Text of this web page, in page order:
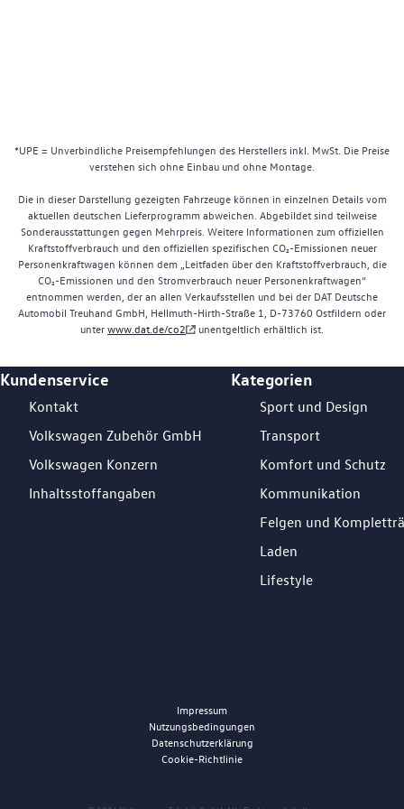
*UPE = Unverbindliche Preisempfehlungen des Herstellers inkl. MwSt. Die Preise
verstehen sich ohne Einbau und ohne Montage.
Die in dieser Darstellung gezeigten Fahrzeuge können in einzelnen Details vom
aktuellen deutschen Lieferprogramm abweichen. Abgebildet sind teilweise
Sonderausstattungen gegen Mehrpreis. Weitere Informationen zum offiziellen
Kraftstoffverbrauch und den offiziellen spezifischen CO₂-Emissionen neuer
Personenkraftwagen können dem „Leitfaden über den Kraftstoffverbrauch, die
CO₂-Emissionen und den Stromverbrauch neuer Personenkraftwagen“
entnommen werden, der an allen Verkaufsstellen und bei der DAT Deutsche
Automobil Treuhand GmbH, Hellmuth-Hirth-Straße 1, D-73760 Ostfildern oder
unterwww.dat.de/co2 unentgeltlich erhältlich ist.
Footer Teaser
Kundenservice
Kontakt
Volkswagen Zubehör GmbH
Volkswagen Konzern
Inhaltsstoffangaben
Kategorien
Sport und Design
Transport
Komfort und Schutz
Kommunikation
Felgen und
Laden
Lifestyle
Impressum
Nutzungsbedingungen
Datenschutzerklärung
Cookie-Richtlinie